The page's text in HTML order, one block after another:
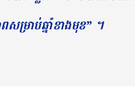
សម្រាប់ឆ្នាំខាងមុខ” ។